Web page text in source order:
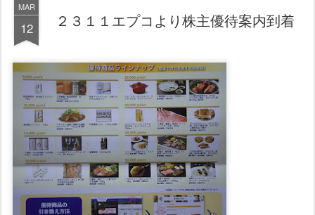
MAR
12 ２３１１エプコより株主優待案内到着